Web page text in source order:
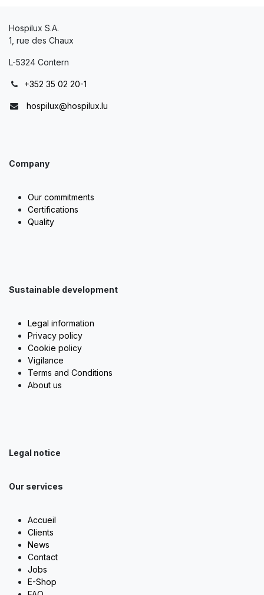
Hospilux S.A.
1, rue des Chaux
L-5324 Contern
+352 35 02 20-1
hospilux@hospilux.lu
Company
Our commitments
Certifications
Quality
Sustainable development
Legal information
Privacy policy
Cookie policy
Vigilance
Terms and Conditions
About us
Legal notice
Our services
Accueil
Clients
News
Contact
Jobs
E-Shop